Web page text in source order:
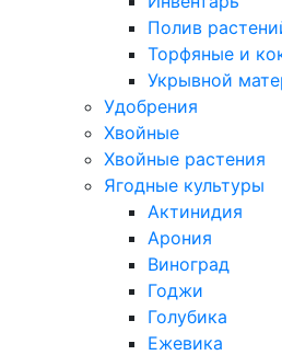
Полив
Торфяные и
Укрывной
Удобрения
Хвойные
Хвойные растения
Ягодные культуры
Актинидия
Арония
Виноград
Годжи
Голубика
Ежевика